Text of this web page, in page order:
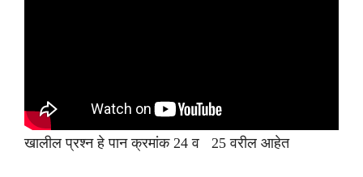
खालील प्रश्न हे पान क्रमांक 24 व 25 वरील आहेत